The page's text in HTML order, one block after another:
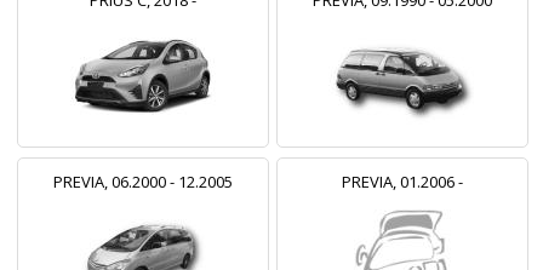
PREVIA, 06.2000 - 12.2005 PREVIA, 01.2006 -